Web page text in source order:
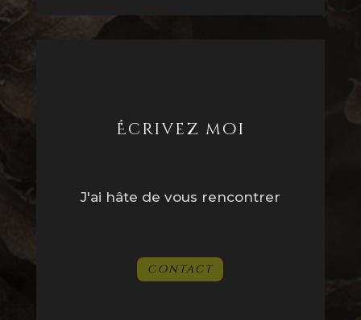
Écrivez moi
J'ai hâte de vous rencontrer
Contact